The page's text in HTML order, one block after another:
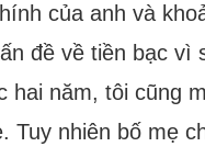
của anh và
đề về tiền bạc
hai năm, tôi cũng
Tuy nhiên bố mẹ